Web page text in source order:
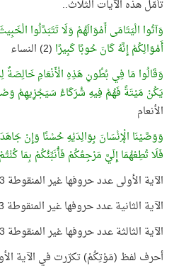
تأمّل هذه الآيات الثلاث..
وَآتُوا الْيَتَامَى أَمْوَالَهُمْ وَلَا تَتَبَدَّلُوا
أَمْوَالِكُمْ إِنَّهُ كَانَ حُوبًا كَبِيرًا (2) النساء
وَقَالُوا مَا فِي بُطُونِ هَذِهِ الْأَنْعَامِ خَالِصَةٌ
يَكُنْ مَيْتَةً فَهُمْ فِيهِ شُرَكَاءُ سَيَجْزِيهِمْ
الأنعام
وَوَصَّيْنَا الْإِنْسَانَ بِوَالِدَيْهِ حُسْنًا وَإِنْ
فَلَا تُطِعْهُمَا إِلَيَّ مَرْجِعُكُمْ فَأُنَبِّئُكُمْ بِمَا
الآية الأولى عدد حروفها غير المنقوطة 63 حرفًا.
الآية الثانية عدد حروفها غير المنقوطة 63 حرفًا.
الآية الثالثة عدد حروفها غير المنقوطة 63 حرفًا.
أحرف لفظ (مَوْتِكُمْ) تكرّرت في الآية